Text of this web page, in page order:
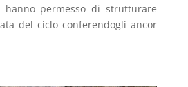
hanno permesso di strutturare
del ciclo conferendogli ancor